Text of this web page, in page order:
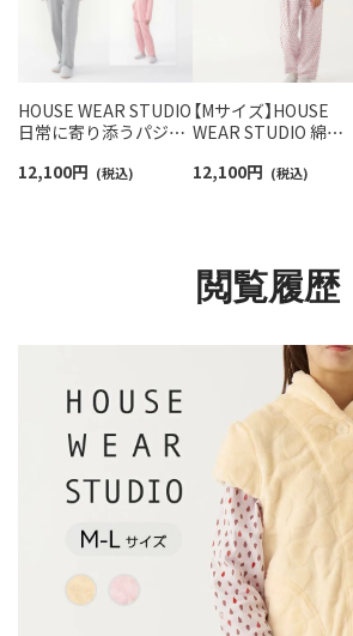
HOUSE WEAR STUDIO
日常に寄り添うパジャ
フラット縫製 天竺杢無
12,100円 (税込)
【Mサイズ】HOUSE
WEAR STUDIO 綿
プリント レインドロッ
12,100円 (税込)
閲覧履歴